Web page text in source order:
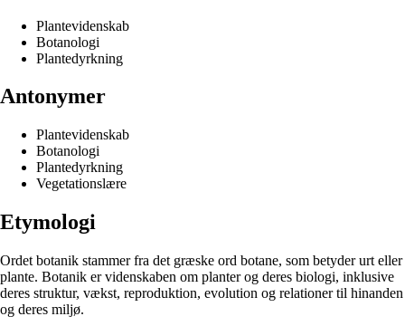
Plantevidenskab
Botanologi
Plantedyrkning
Antonymer
Plantevidenskab
Botanologi
Plantedyrkning
Vegetationslære
Etymologi
Ordet botanik stammer fra det græske ord botane, som betyder urt eller
plante. Botanik er videnskaben om planter og deres biologi, inklusive
deres struktur, vækst, reproduktion, evolution og relationer til hinanden
og deres miljø.